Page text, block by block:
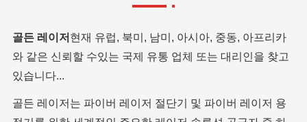
골든 레이저 현재 유럽, 북미, 남미, 아시아, 중동, 아프리카
와 같은 신뢰할 수있는 국제 유통 업체 또는 대리인을 찾고
있습니다...
골든 레이저는 파이버 레이저 절단기 및 파이버 레이저 용